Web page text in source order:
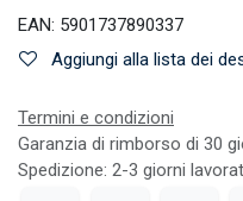
EAN: 5901737890337
Aggiungi alla lista dei
Termini e condizioni
Garanzia di rimborso di 30
Spedizione: 2-3 giorni